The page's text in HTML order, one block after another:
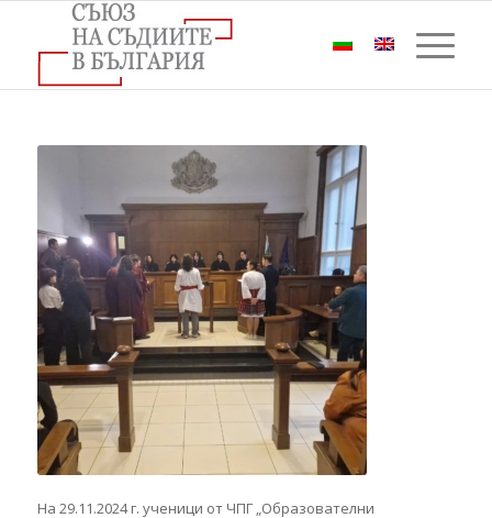
На 29.11.2024 г. ученици от ЧПГ „Образователни